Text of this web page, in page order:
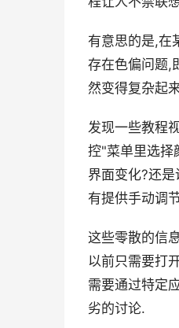
有意思的是,在
存在色偏问题,
然变得复杂起
发现一些教程
控"菜单里选择
界面变化?还
有提供手动调
这些零散的信
以前只需要打
需要通过特定
劣的讨论.